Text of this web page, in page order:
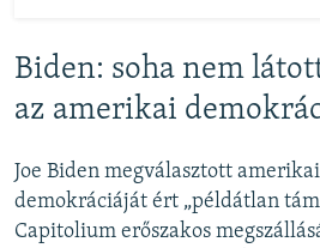
Biden: soha nem
az amerikai
Joe Biden megválasztott
demokráciáját ért „példátlan
Capitolium erőszakos